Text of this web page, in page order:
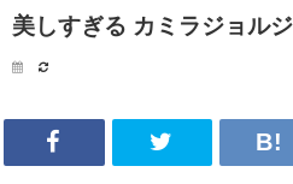
美しすぎる カミラジョル